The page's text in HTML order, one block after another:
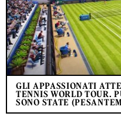
GLI APPASSIONATI
TENNIS WORLD TOUR.
SONO STATE